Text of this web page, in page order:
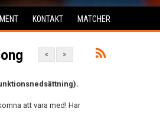
KONTAKT MATCHER
>
<
att vara med! Har